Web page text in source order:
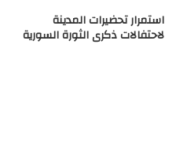
استمرار تحضيرات المدينة
لاحتفالات ذكرى الثورة السورية